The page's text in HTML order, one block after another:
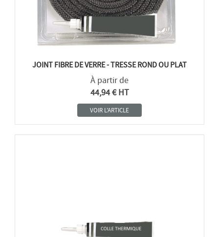
JOINT FIBRE DE VERRE - TRESSE ROND OU PLAT
À partir de
44,94 € HT
VOIR L'ARTICLE